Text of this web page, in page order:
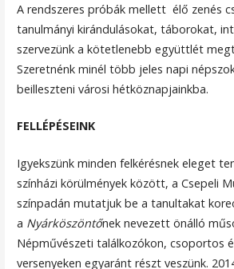
A rendszeres próbák mellett élő zenés
tanulmányi kirándulásokat, táborokat,
szervezünk a kötetlenebb együttlét
Szeretnénk minél több jeles napi
beilleszteni városi hétköznapjainkba.
FELLÉPÉSEINK
Igyekszünk minden felkérésnek eleget
színházi körülmények között, a Csepeli
színpadán mutatjuk be a tanultakat
a Nyárköszöntőnek nevezett önálló
Népművészeti találkozókon, csoportos
versenyeken egyaránt részt veszünk.